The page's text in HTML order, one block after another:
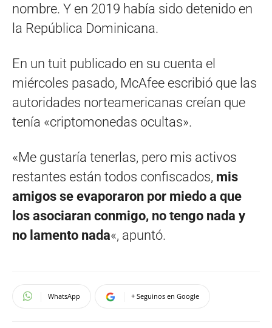
nombre. Y en 2019 había sido detenido en
la República Dominicana.
En un tuit publicado en su cuenta el
miércoles pasado, McAfee escribió que las
autoridades norteamericanas creían que
tenía «criptomonedas ocultas».
«Me gustaría tenerlas, pero mis activos
restantes están todos confiscados, mis
amigos se evaporaron por miedo a que
los asociaran conmigo, no tengo nada y
no lamento nada«, apuntó.
WhatsApp + Seguinos en Google